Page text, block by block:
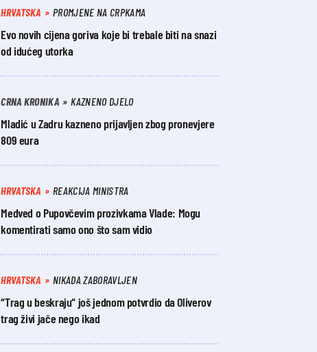
HRVATSKA PROMJENE NA CRPKAMA
Evo novih cijena goriva koje bi trebale biti na snazi
od idućeg utorka
CRNA KRONIKA KAZNENO DJELO
Mladić u Zadru kazneno prijavljen zbog pronevjere
809 eura
HRVATSKA REAKCIJA MINISTRA
Medved o Pupovčevim prozivkama Vlade: Mogu
komentirati samo ono što sam vidio
HRVATSKA NIKADA ZABORAVLJEN
“Trag u beskraju“ još jednom potvrdio da Oliverov
trag živi jače nego ikad